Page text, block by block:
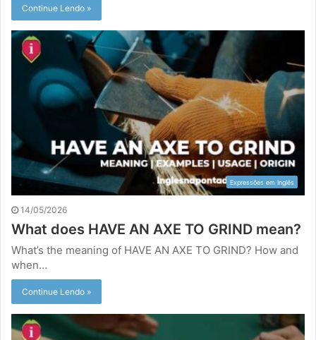
Continue Lendo »
Expressões em Inglês
14/05/2026
What does HAVE AN AXE TO GRIND mean?
What’s the meaning of HAVE AN AXE TO GRIND? How and
when…
Continue Lendo »